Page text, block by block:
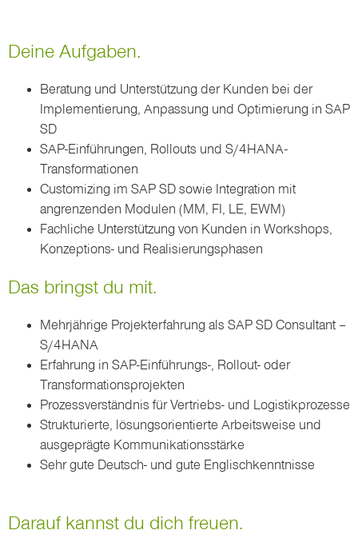
Deine Aufgaben.
Beratung und Unterstützung der Kunden bei der
Implementierung, Anpassung und Optimierung in SAP
SD
SAP-Einführungen, Rollouts und S/4HANA-
Transformationen
Customizing im SAP SD sowie Integration mit
angrenzenden Modulen (MM, FI, LE, EWM)
Fachliche Unterstützung von Kunden in Workshops,
Konzeptions- und Realisierungsphasen
Das bringst du mit.
Mehrjährige Projekterfahrung als SAP SD Consultant –
S/4HANA
Erfahrung in SAP-Einführungs-, Rollout- oder
Transformationsprojekten
Prozessverständnis für Vertriebs- und Logistikprozesse
Strukturierte, lösungsorientierte Arbeitsweise und
ausgeprägte Kommunikationsstärke
Sehr gute Deutsch- und gute Englischkenntnisse
Darauf kannst du dich freuen.